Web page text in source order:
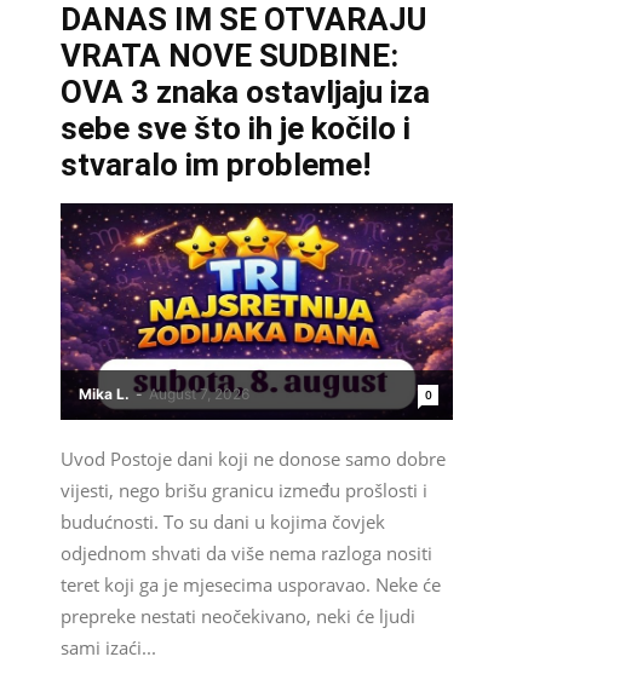
DANAS IM SE OTVARAJU
VRATA NOVE SUDBINE:
OVA 3 znaka ostavljaju iza
sebe sve što ih je kočilo i
stvaralo im probleme!
Mika L. - August 7, 2026 0
Uvod Postoje dani koji ne donose samo dobre
vijesti, nego brišu granicu između prošlosti i
budućnosti. To su dani u kojima čovjek
odjednom shvati da više nema razloga nositi
teret koji ga je mjesecima usporavao. Neke će
prepreke nestati neočekivano, neki će ljudi
sami izaći...